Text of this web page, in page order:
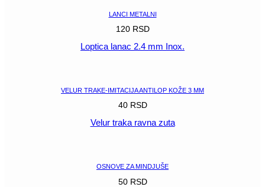
LANCI METALNI
120 RSD
Loptica lanac 2.4 mm Inox.
VELUR TRAKE-IMITACIJA ANTILOP KOŽE 3 MM
40 RSD
Velur traka ravna zuta
OSNOVE ZA MINDJUŠE
50 RSD